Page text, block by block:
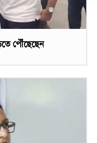
পৌঁছেছেন